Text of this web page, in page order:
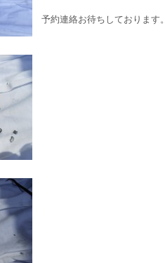
予約連絡お待ちしております。